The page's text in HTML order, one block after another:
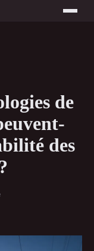
de
des